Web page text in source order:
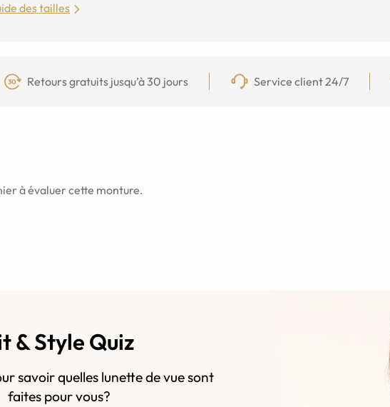
des tailles
Retours gratuits jusqu’à 30 jours Service client 24/7
à évaluer cette monture.
& Style Quiz
savoir quelles lunette de vue sont
faites pour vous?